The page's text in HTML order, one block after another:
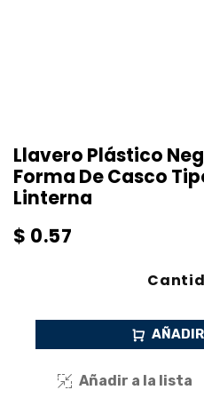
Llavero Plástico
Forma De Casco
Linterna
$ 0.57
Añadir a la lista